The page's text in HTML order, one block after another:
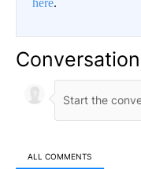
here.
Conversation
ALL COMMENTS